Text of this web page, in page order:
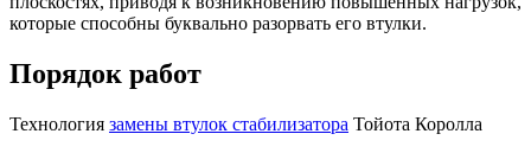
которые способны буквально разорвать его втулки.
Порядок работ
Технология замены втулок стабилизатора Тойота Королла